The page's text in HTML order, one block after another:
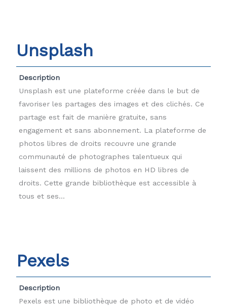
Unsplash
Description
Unsplash est une plateforme créée dans le but de
favoriser les partages des images et des clichés. Ce
partage est fait de manière gratuite, sans
engagement et sans abonnement. La plateforme de
photos libres de droits recouvre une grande
communauté de photographes talentueux qui
laissent des millions de photos en HD libres de
droits. Cette grande bibliothèque est accessible à
tous et ses...
Pexels
Description
Pexels est une bibliothèque de photo et de vidéo